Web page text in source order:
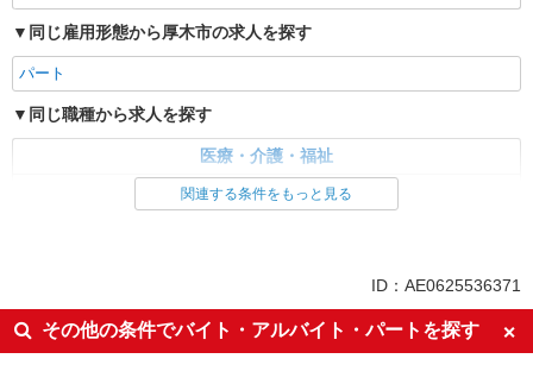
同じ雇用形態から厚木市の求人を探す
パート
同じ職種から求人を探す
医療・介護・福祉
看護師・保健師・看護助手・助産師
関連する条件をもっと見る
ID：AE0625536371
その他の条件でバイト・アルバイト・パートを探す